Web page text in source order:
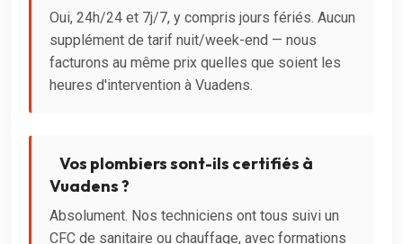
Oui, 24h/24 et 7j/7, y compris jours fériés. Aucun
supplément de tarif nuit/week-end — nous
facturons au même prix quelles que soient les
heures d'intervention à Vuadens.
Vos plombiers sont-ils certifiés à
Vuadens ?
Absolument. Nos techniciens ont tous suivi un
CFC de sanitaire ou chauffage, avec formations